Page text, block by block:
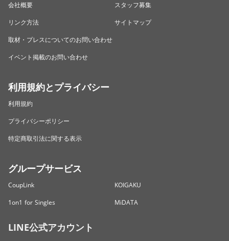
会社概要
スタッフ募集
リンク方法
サイトマップ
取材・プレスについてのお問い合わせ
イベント掲載のお問い合わせ
利用規約とプライバシー
利用規約
プライバシーポリシー
特定商取引法に関する表示
グループサービス
CoupLink
KOIGAKU
1on1 for Singles
MiDATA
LINE公式アカウント